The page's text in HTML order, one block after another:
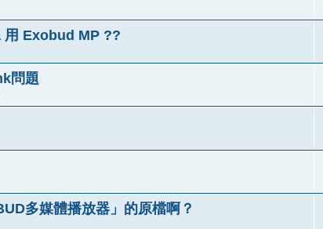
用 Exobud MP ??
問題
多媒體播放器」的原檔啊？